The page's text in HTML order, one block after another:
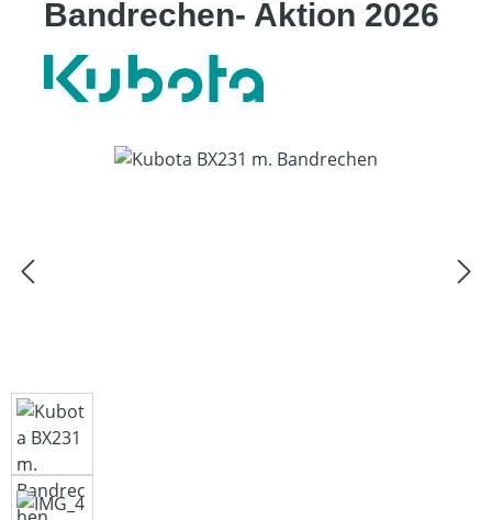
Bandrechen- Aktion 2026
Bildergalerie überspringen